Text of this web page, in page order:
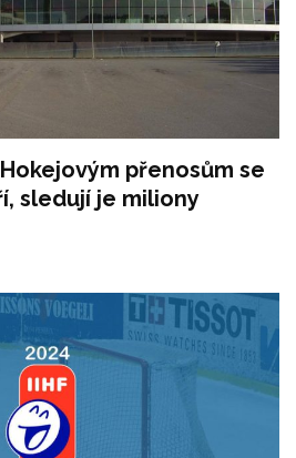
přenosům se
sledují je miliony